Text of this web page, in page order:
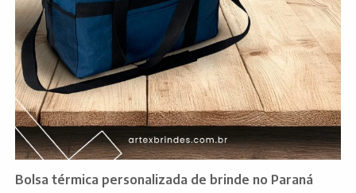
Bolsa térmica personalizada de brinde no Paraná